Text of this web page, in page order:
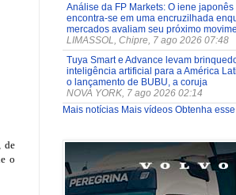
de
o
Análise da FP Markets: O iene japonês
encontra-se em uma encruzilhada
mercados avaliam seu próximo
LIMASSOL, Chipre, 7 ago 2026 07:48
Tuya Smart e Advance levam
inteligência artificial para a América
o lançamento de BUBU, a coruja
NOVA YORK, 7 ago 2026 02:14
Mais notícias Mais vídeos Obtenha